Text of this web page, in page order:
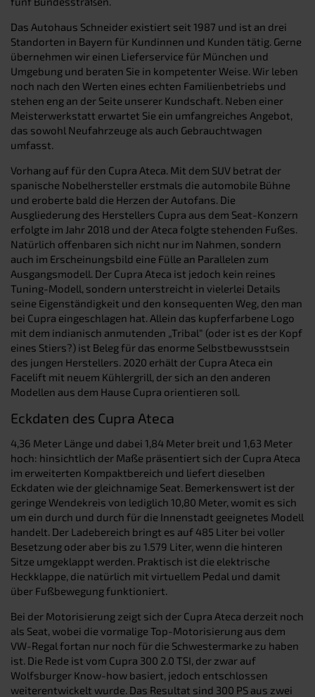
Das Autohaus Schneider existiert seit 1987 und ist an drei
Standorten in Bayern für Kundinnen und Kunden tätig. Gerne
übernehmen wir einen Lieferservice für München und
Umgebung und beraten Sie in kompetenter Weise. Wir leben
noch nach den Werten eines echten Familienbetriebs und
stehen eng an der Seite unserer Kundschaft. Neben einer
Meisterwerkstatt erwartet Sie ein umfangreiches Angebot,
das sowohl Neufahrzeuge als auch Gebrauchtwagen
umfasst.
Vorhang auf für den Cupra Ateca. Mit dem SUV betrat der
spanische Nobelhersteller erstmals die automobile Bühne
und eroberte bald die Herzen der Autofans. Die
Ausgliederung des Herstellers Cupra aus dem Seat-Konzern
erfolgte im Jahr 2018 und der Ateca folgte stehenden Fußes.
Natürlich offenbaren sich nicht nur im Nahmen, sondern
auch im Erscheinungsbild eine Fülle an Parallelen zum
Ausgangsmodell. Der Cupra Ateca ist jedoch kein reines
Tuning-Modell, sondern unterstreicht in vielerlei Details
seine Eigenständigkeit und den konsequenten Weg, den man
bei Cupra eingeschlagen hat. Allein das kupferfarbene Logo
mit dem indianisch anmutenden „Tribal“ (oder ist es der Kopf
eines Stiers?) ist Beleg für das enorme Selbstbewusstsein
des jungen Herstellers. 2020 erhält der Cupra Ateca ein
Facelift mit neuem Kühlergrill, der sich an den anderen
Modellen aus dem Hause Cupra orientieren soll.
Eckdaten des Cupra Ateca
4,36 Meter Länge und dabei 1,84 Meter breit und 1,63 Meter
hoch: hinsichtlich der Maße präsentiert sich der Cupra Ateca
im erweiterten Kompaktbereich und liefert dieselben
Eckdaten wie der gleichnamige Seat. Bemerkenswert ist der
geringe Wendekreis von lediglich 10,80 Meter, womit es sich
um ein durch und durch für die Innenstadt geeignetes Modell
handelt. Der Ladebereich bringt es auf 485 Liter bei voller
Besetzung oder aber bis zu 1.579 Liter, wenn die hinteren
Sitze umgeklappt werden. Praktisch ist die elektrische
Heckklappe, die natürlich mit virtuellem Pedal und damit
über Fußbewegung funktioniert.
Bei der Motorisierung zeigt sich der Cupra Ateca derzeit noch
als Seat, wobei die vormalige Top-Motorisierung aus dem
VW-Regal fortan nur noch für die Schwestermarke zu haben
ist. Die Rede ist vom Cupra 300 2.0 TSI, der zwar auf
Wolfsburger Know-how basiert, jedoch entschlossen
weiterentwickelt wurde. Das Resultat sind 300 PS aus zwei